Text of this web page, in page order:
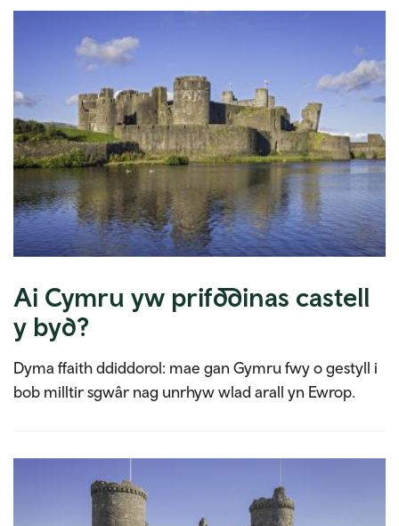
Ai Cymru yw prifddinas castell
y byd?
Dyma ffaith ddiddorol: mae gan Gymru fwy o gestyll i
bob milltir sgwâr nag unrhyw wlad arall yn Ewrop.